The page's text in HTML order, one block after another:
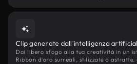
Clip generate dall'intelligenza
Dai libero sfogo alla tua creatività in un
Ribbon d'oro surreali, stilizzate o